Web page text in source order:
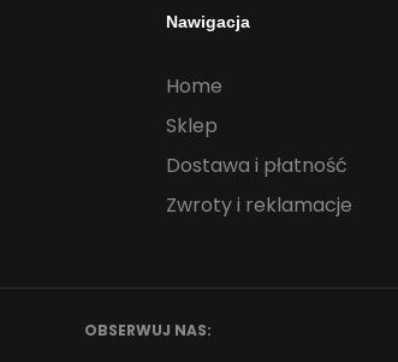
Nawigacja
Home
Sklep
Dostawa i płatność
Zwroty i reklamacje
OBSERWUJ NAS: